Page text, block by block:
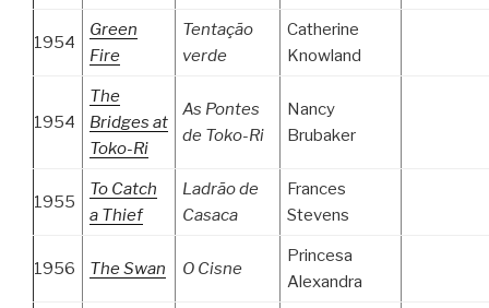
1954
Green
Fire
Tentação
verde
Catherine
Knowland
1954
The
Bridges at
Toko-Ri
As Pontes
de Toko-Ri
Nancy
Brubaker
1955
To Catch
a Thief
Ladrão de
Casaca
Frances
Stevens
1956 The Swan O Cisne
Princesa
Alexandra